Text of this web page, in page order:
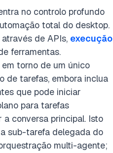
no controlo profundo
total do desktop.
de APIs, execução
ferramentas.
torno de um único
de tarefas, embora inclua
que pode iniciar
para tarefas
conversa principal. Isto
sub-tarefa delegada do
multi-agente;